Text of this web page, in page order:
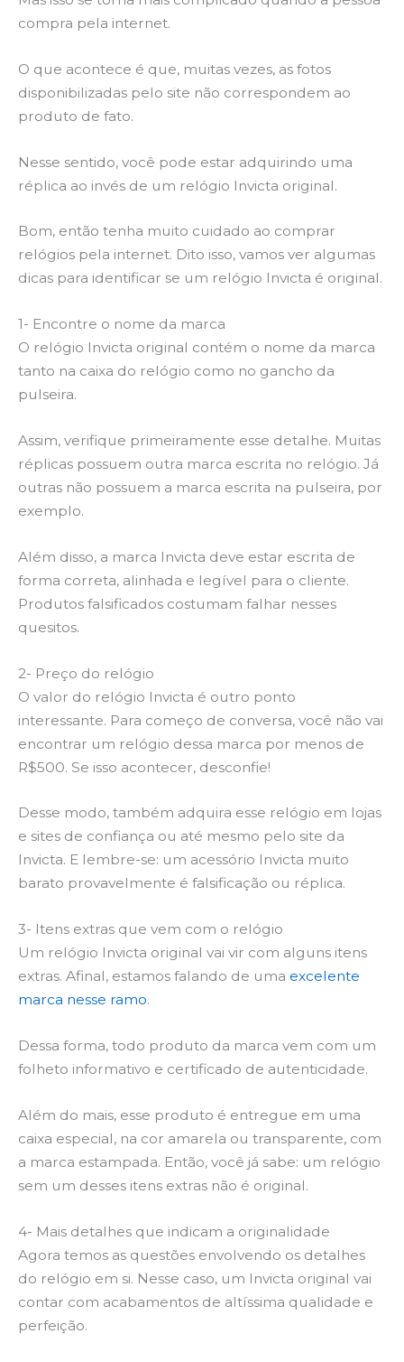
compra pela internet.
O que acontece é que, muitas vezes, as fotos
disponibilizadas pelo site não correspondem ao
produto de fato.
Nesse sentido, você pode estar adquirindo uma
réplica ao invés de um relógio Invicta original.
Bom, então tenha muito cuidado ao comprar
relógios pela internet. Dito isso, vamos ver algumas
dicas para identificar se um relógio Invicta é original.
1- Encontre o nome da marca
O relógio Invicta original contém o nome da marca
tanto na caixa do relógio como no gancho da
pulseira.
Assim, verifique primeiramente esse detalhe. Muitas
réplicas possuem outra marca escrita no relógio. Já
outras não possuem a marca escrita na pulseira, por
exemplo.
Além disso, a marca Invicta deve estar escrita de
forma correta, alinhada e legível para o cliente.
Produtos falsificados costumam falhar nesses
quesitos.
2- Preço do relógio
O valor do relógio Invicta é outro ponto
interessante. Para começo de conversa, você não vai
encontrar um relógio dessa marca por menos de
R$500. Se isso acontecer, desconfie!
Desse modo, também adquira esse relógio em lojas
e sites de confiança ou até mesmo pelo site da
Invicta. E lembre-se: um acessório Invicta muito
barato provavelmente é falsificação ou réplica.
3- Itens extras que vem com o relógio
Um relógio Invicta original vai vir com alguns itens
extras. Afinal, estamos falando de uma excelente
marca nesse ramo.
Dessa forma, todo produto da marca vem com um
folheto informativo e certificado de autenticidade.
Além do mais, esse produto é entregue em uma
caixa especial, na cor amarela ou transparente, com
a marca estampada. Então, você já sabe: um relógio
sem um desses itens extras não é original.
4- Mais detalhes que indicam a originalidade
Agora temos as questões envolvendo os detalhes
do relógio em si. Nesse caso, um Invicta original vai
contar com acabamentos de altíssima qualidade e
perfeição.